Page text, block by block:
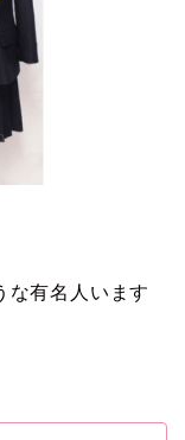
な有名人います